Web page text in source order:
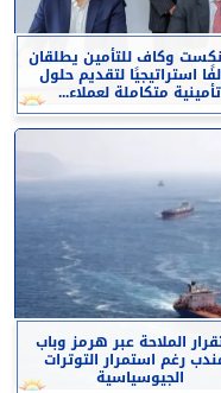
وكاف للتأمين يطلقان
استراتيجيًا لتقديم حلول
تأمينية متكاملة لعملاء...
الملاحة عبر هرمز وباب
رغم استمرار التوترات
الجيوسياسية